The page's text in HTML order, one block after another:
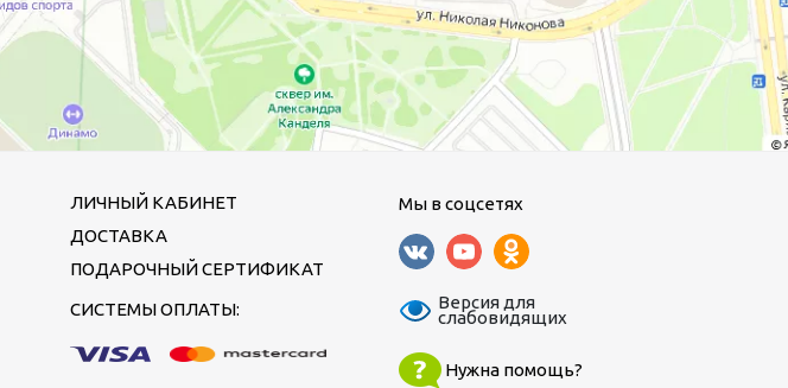
ЛИЧНЫЙ КАБИНЕТ
ДОСТАВКА
ПОДАРОЧНЫЙ СЕРТИФИКАТ
СИСТЕМЫ ОПЛАТЫ:
Мы в соцсетях
Версия для
слабовидящих
Нужна помощь?